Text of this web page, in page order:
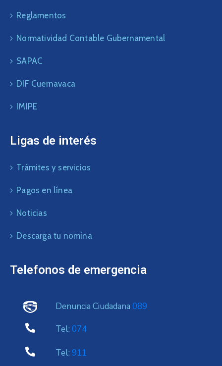
Reglamentos
Normatividad Contable Gubernamental
SAPAC
DIF Cuernavaca
IMIPE
Ligas de interés
Trámites y servicios
Pagos en línea
Noticias
Descarga tu nomina
Telefonos de emergencia
Denuncia Ciudadana 089
Tel: 074
Tel: 911